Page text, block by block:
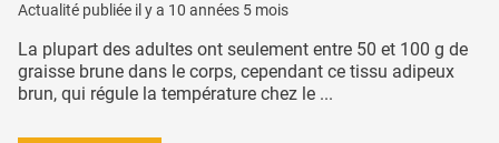
Actualité publiée il y a 10 années 5 mois
La plupart des adultes ont seulement entre 50 et 100 g de
graisse brune dans le corps, cependant ce tissu adipeux
brun, qui régule la température chez le ...